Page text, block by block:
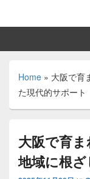
Home » 大阪で育
た現代的サポート
大阪で育
地域に根